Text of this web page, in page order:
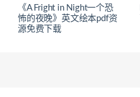
《A Fright in Night一个恐
怖的夜晚》英文绘本pdf资
源免费下载